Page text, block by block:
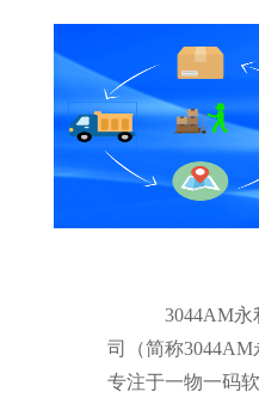
3044AM
司（简称3044AM
专注于一物一码